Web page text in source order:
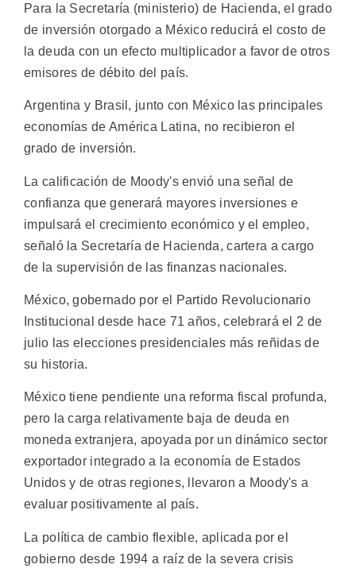
Para la Secretaría (ministerio) de Hacienda, el grado
de inversión otorgado a México reducirá el costo de
la deuda con un efecto multiplicador a favor de otros
emisores de débito del país.
Argentina y Brasil, junto con México las principales
economías de América Latina, no recibieron el
grado de inversión.
La calificación de Moody's envió una señal de
confianza que generará mayores inversiones e
impulsará el crecimiento económico y el empleo,
señaló la Secretaría de Hacienda, cartera a cargo
de la supervisión de las finanzas nacionales.
México, gobernado por el Partido Revolucionario
Institucional desde hace 71 años, celebrará el 2 de
julio las elecciones presidenciales más reñidas de
su historia.
México tiene pendiente una reforma fiscal profunda,
pero la carga relativamente baja de deuda en
moneda extranjera, apoyada por un dinámico sector
exportador integrado a la economía de Estados
Unidos y de otras regiones, llevaron a Moody's a
evaluar positivamente al país.
La política de cambio flexible, aplicada por el
gobierno desde 1994 a raíz de la severa crisis